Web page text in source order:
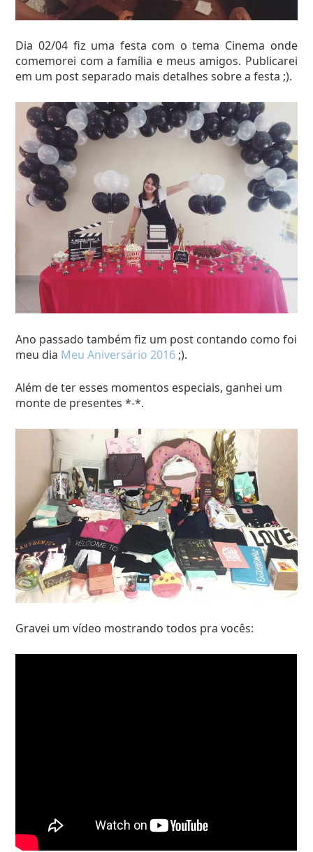
Dia 02/04 fiz uma festa com o tema Cinema onde
comemorei com a família e meus amigos. Publicarei
em um post separado mais detalhes sobre a festa ;).
Ano passado também fiz um post contando como foi
meu dia Meu Aniversário 2016 ;).
Além de ter esses momentos especiais, ganhei um
monte de presentes *-*.
Gravei um vídeo mostrando todos pra vocês: